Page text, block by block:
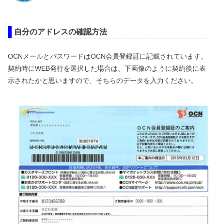
自分のアドレスの確認方法
OCNメールとパスワードはOCN会員登録証に記載されています。
契約時にWEB発行を選択した場合は、下画像のように契約後に表
示されたかと思いますので、そちらのデータを入力ください。